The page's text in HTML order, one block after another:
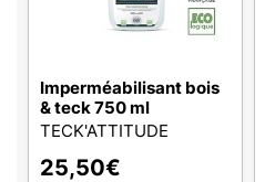
Imperméabilisant bois
& teck 750 ml
TECK'ATTITUDE
25,50€